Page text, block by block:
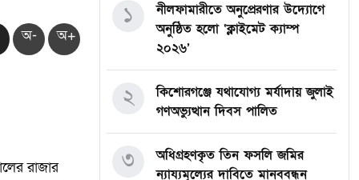
অ- অ+
রাজার
নীলফামারীতে অনুপ্রেরণার উদ্যোগে
অনুষ্ঠিত হলো ‘ক্লাইমেট ক্যাম্প
২০২৬’
১
কিশোরগঞ্জে যথাযোগ্য মর্যাদায় জুলাই
গণঅভ্যুত্থান দিবস পালিত
২
অধিগ্রহণকৃত তিন ফসলি জমির
ন্যায্যমূল্যের দাবিতে মানববন্ধন
৩